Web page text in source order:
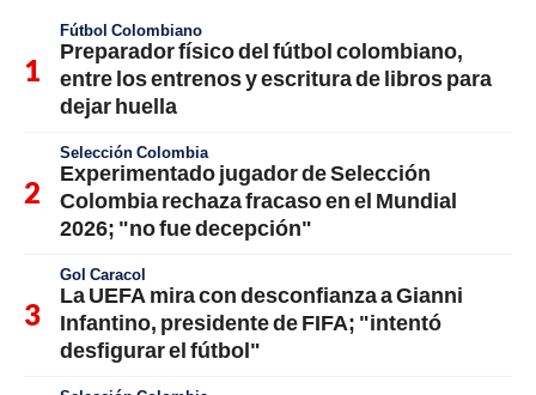
Fútbol Colombiano
Preparador físico del fútbol colombiano,
entre los entrenos y escritura de libros para
dejar huella
Selección Colombia
Experimentado jugador de Selección
Colombia rechaza fracaso en el Mundial
2026; "no fue decepción"
Gol Caracol
La UEFA mira con desconfianza a Gianni
Infantino, presidente de FIFA; "intentó
desfigurar el fútbol"